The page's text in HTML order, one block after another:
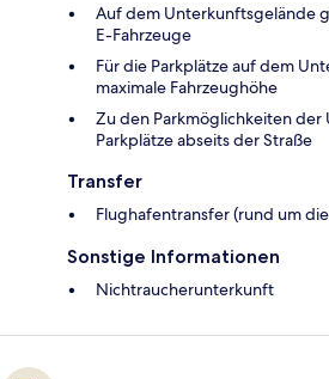
Auf dem Unterkunftsgelände
E-Fahrzeuge
Für die Parkplätze auf dem
maximale Fahrzeughöhe
Zu den Parkmöglichkeiten
Parkplätze abseits der Straße
Transfer
Flughafentransfer (rund um
Sonstige Informationen
Nichtraucherunterkunft